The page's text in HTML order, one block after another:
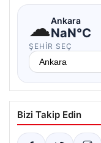
☁Ankara
NaN°C
ŞEHIR SEÇ
Bizi Takip Edin